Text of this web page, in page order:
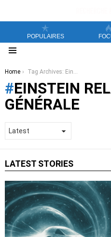
POPULAIRES
You are here:
Home Tag Archives: Einstein relativité générale
EINSTEIN
GÉNÉRALE
LATEST STORIES